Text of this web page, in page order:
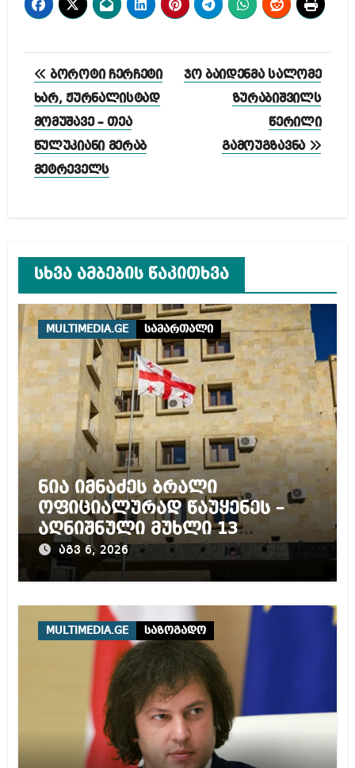
პოსტის
ნავიგაცია
ბოროტი ჩერჩეტი
ხარ, ჟურნალისტად
მომუშავე – თეა
წულუკიანი მერაბ
მეტრეველს
ჯო ბაიდენმა სალომე
ზურაბიშვილს
წერილი
გამოუგზავნა
სხვა ამბების წაკითხვა
MULTIMEDIA.GE სამართალი
ნია იმნაძეს ბრალი
ოფიციალურად წაუყენეს –
აღნიშნული მუხლი 13
წლამდე პატიმრობას
ითვალისწინებს
აგვ 6, 2026
MULTIMEDIA.GE საზოგადო